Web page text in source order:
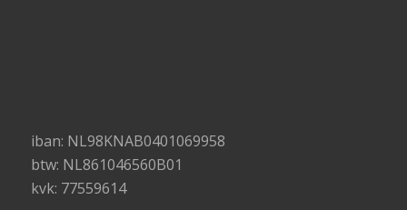
iban: NL98KNAB0401069958
btw: NL861046560B01
kvk: 77559614